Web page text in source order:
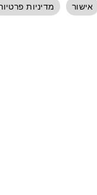
אישור מדיניות